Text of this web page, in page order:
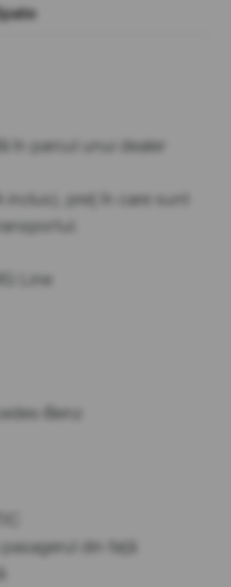
în parcul unui dealer
preț în care sunt
Line
Benz
din față